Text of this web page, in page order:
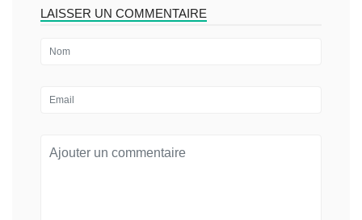
LAISSER UN COMMENTAIRE